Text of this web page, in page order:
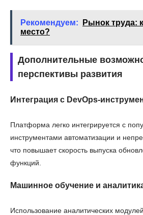
Рекомендуем:
Рынок труда:
место?
Дополнительные
перспективы развития
Интеграция с DevOps-
Платформа легко интегрируется с
инструментами автоматизации и
что повышает скорость выпуска
функций.
Машинное обучение и
Использование аналитических